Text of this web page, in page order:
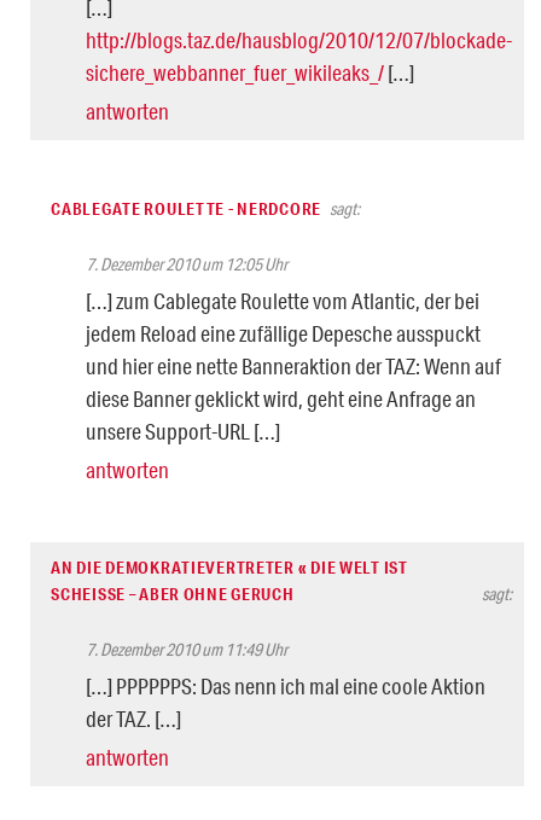
[…]
http://blogs.taz.de/hausblog/2010/12/07/blockade-
sichere_webbanner_fuer_wikileaks_/[…]
antworten
CABLEGATE ROULETTE - NERDCORE sagt:
7. Dezember 2010 um 12:05 Uhr
[…] zum Cablegate Roulette vom Atlantic, der bei
jedem Reload eine zufällige Depesche ausspuckt
und hier eine nette Banneraktion der TAZ: Wenn auf
diese Banner geklickt wird, geht eine Anfrage an
unsere Support-URL […]
antworten
AN DIE DEMOKRATIEVERTRETER « DIE WELT IST
SCHEISSE – ABER OHNE GERUCH
sagt:
7. Dezember 2010 um 11:49 Uhr
[…] PPPPPPS: Das nenn ich mal eine coole Aktion
der TAZ. […]
antworten